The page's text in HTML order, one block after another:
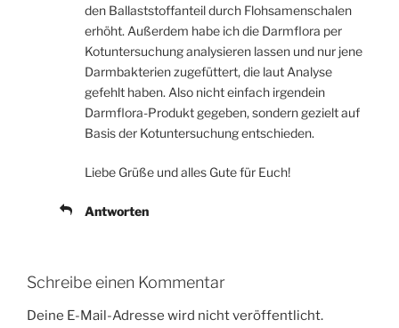
den Ballaststoffanteil durch Flohsamenschalen
erhöht. Außerdem habe ich die Darmflora per
Kotuntersuchung analysieren lassen und nur jene
Darmbakterien zugefüttert, die laut Analyse
gefehlt haben. Also nicht einfach irgendein
Darmflora-Produkt gegeben, sondern gezielt auf
Basis der Kotuntersuchung entschieden.
Liebe Grüße und alles Gute für Euch!
Antworten
Schreibe einen Kommentar
Deine E-Mail-Adresse wird nicht veröffentlicht.